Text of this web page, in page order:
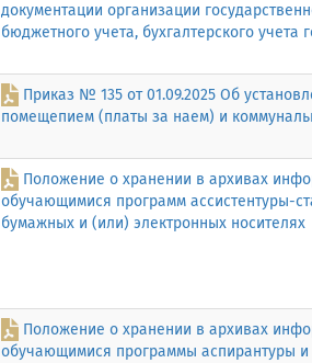
документации организации
бюджетного учета, бухгалтерского
Приказ № 135 от 01.09.2025 Об
помещепием (платы за наем) и
Положение о хранении в архивах
обучающимися программ ассистентуры-
бумажных и (или) электронных носителях
Положение о хранении в архивах
обучающимися программы аспирантуры